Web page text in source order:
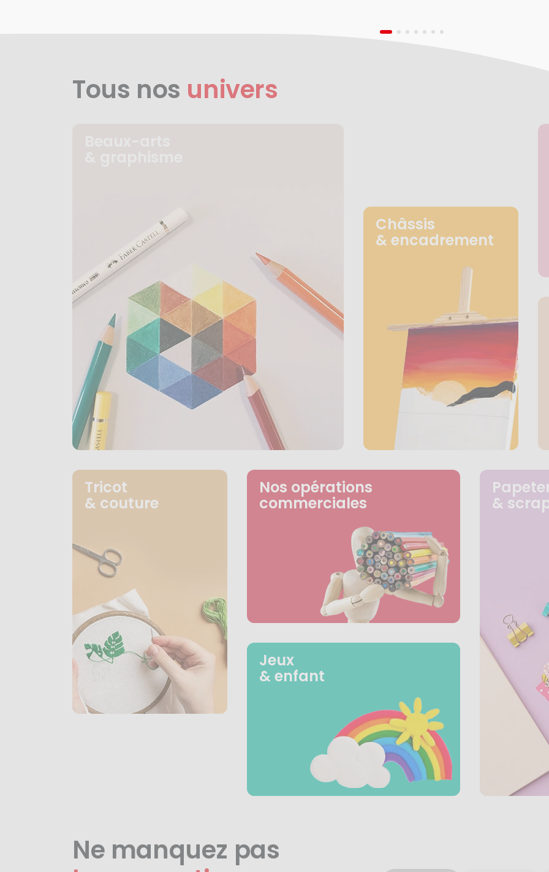
Tous nos univers
Châssis
& encadrement
Tricot
& couture
Nos opérations
commerciales
Jeux
& enfant
&
Ne manquez pas